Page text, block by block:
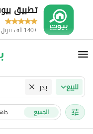
تطبيق
+140 ألف تنزيل للتطبيق
للبيع بدر
الجميع